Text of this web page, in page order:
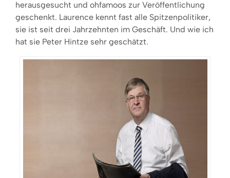
herausgesucht und ohfamoos zur Veröffentlichung
geschenkt. Laurence kennt fast alle Spitzenpolitiker,
sie ist seit drei Jahrzehnten im Geschäft. Und wie ich
hat sie Peter Hintze sehr geschätzt.